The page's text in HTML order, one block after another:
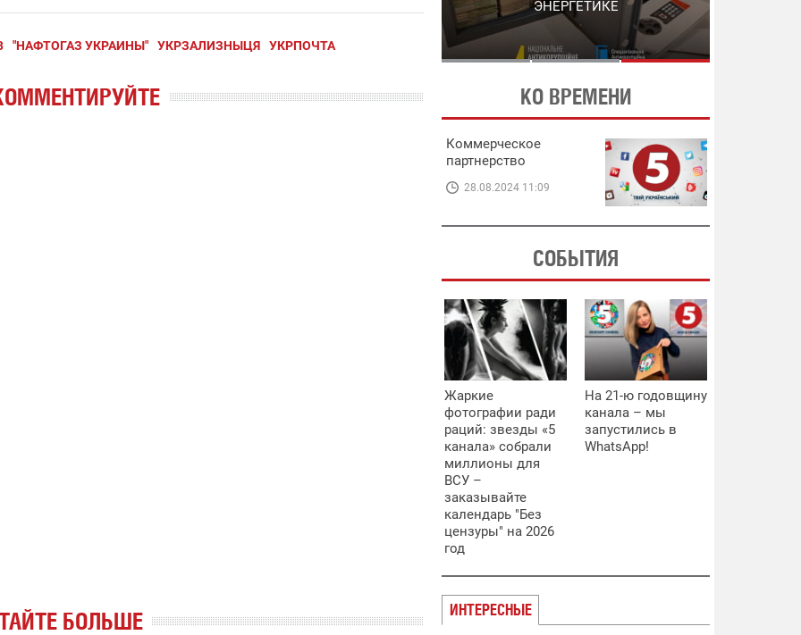
"НАФТОГАЗ УКРАИНЫ" УКРЗАЛИЗНЫЦЯ УКРПОЧТА
БОЛЬШЕ
В ЭНЕРГЕТИКЕ
ЭНЕРГЕТИКЕ
КО ВРЕМЕНИ
Коммерческое
партнерство
28.08.2024 11:09
СОБЫТИЯ
Жаркие
фотографии ради
раций: звезды «5
канала» собрали
миллионы для
ВСУ –
заказывайте
календарь "Без
цензуры" на 2026
год
На 21-ю годовщину
канала – мы
запустились в
WhatsApp!
ИНТЕРЕСНЫЕ